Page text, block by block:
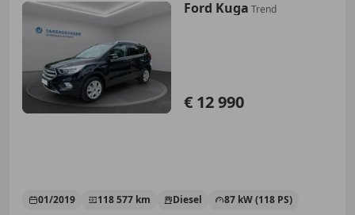
Ford Kuga Trend
€ 12 990
01/2019 118 577 km Diesel 87 kW (118 PS)